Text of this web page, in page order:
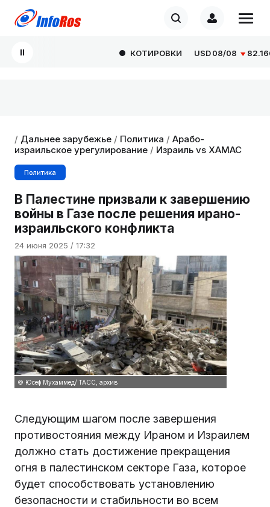
КОТИРОВКИ USD08/08 82.1665
/ Дальнее зарубежье / Политика / Арабо-
израильское урегулирование / Израиль vs ХАМАС
Политика
В Палестине призвали к завершению
войны в Газе после решения ирано-
израильского конфликта
24 июня 2025 / 17:32
© Юсеф Мухаммед/ ТАСС, архив
Следующим шагом после завершения
противостояния между Ираном и Израилем
должно стать достижение прекращения
огня в палестинском секторе Газа, которое
будет способствовать установлению
безопасности и стабильности во всем